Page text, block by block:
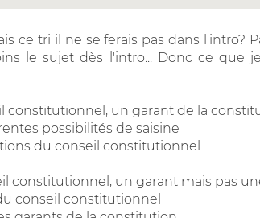
ce tri il ne se ferais pas dans l'intro?
le sujet dès l'intro... Donc ce que
constitutionnel, un garant de la
possibilités de saisine
du conseil constitutionnel
constitutionnel, un garant mais pas
conseil constitutionnel